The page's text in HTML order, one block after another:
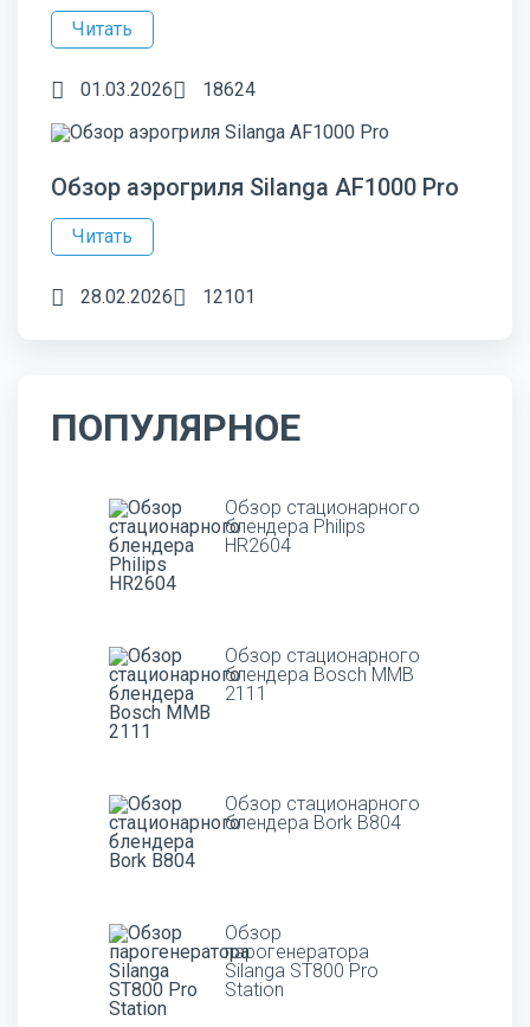
Читать
01.03.2026 18624
Обзор аэрогриля Silanga AF1000 Pro
Читать
28.02.2026 12101
ПОПУЛЯРНОЕ
Обзор стационарного
блендера Philips
HR2604
Обзор стационарного
блендера Bosch MMB
2111
Обзор стационарного
блендера Bork B804
Обзор
парогенератора
Silanga ST800 Pro
Station